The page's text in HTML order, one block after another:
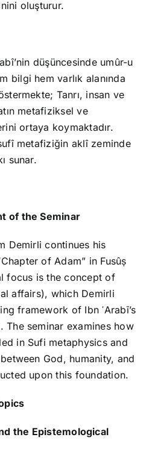
oluşturur.
düşüncesinde umûr-u
bilgi hem varlık alanında
Tanrı, insan ve
metafiziksel ve
ortaya koymaktadır.
metafiziğin aklî zeminde
sunar.
of the Seminar
Demirli continues his
of Adam” in Fusûṣ
focus is the concept of
affairs), which Demirli
framework of Ibn ʿArabī’s
The seminar examines how
in Sufi metaphysics and
God, humanity, and
upon this foundation.
the Epistemological